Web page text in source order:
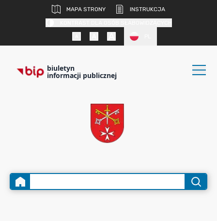
MAPA STRONY
INSTRUKCJA
biuletyn
informacji publicznej